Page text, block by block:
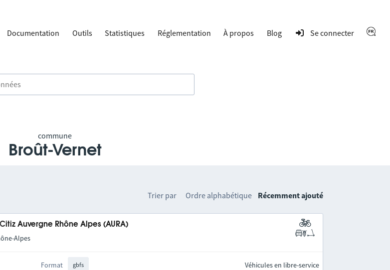
Documentation Outils Statistiques Réglementation À propos Blog Se connecter
commune
Broût-Vernet
Trier par Ordre alphabétique Récemment ajouté
Auvergne Rhône Alpes (AURA)
Alpes
Format gbfs Véhicules en libre-service